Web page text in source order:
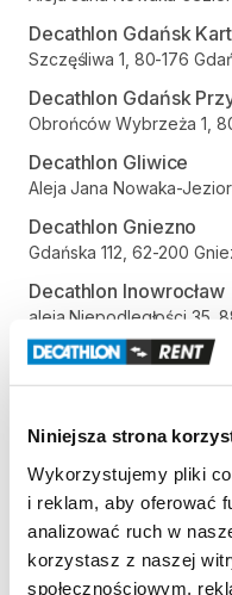
Niniejsza strona
Wykorzystujemy pliki
i reklam, aby oferować
analizować ruch w
korzystasz z naszej
społecznościowym,
Decathlon Gdańsk
Szczęśliwa 1, 80-176
Decathlon Gdańsk
Obrońców Wybrzeża 1,
Decathlon Gliwice
Aleja Jana Nowaka-
Decathlon Gniezno
Gdańska 112, 62-200
Decathlon Inowrocław
aleja Niepodległości 35,
Decathlon Jelenia Góra
Aleja Jana Pawła II 17,
Poznańska 80-86, 62-
Decathlon Katowice
Alpejska 5, 40-507
Decathlon Katowice
Trasa Nikodema i